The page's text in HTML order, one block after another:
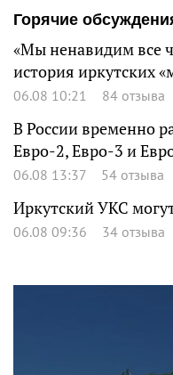
Горячие
«Мы ненавидим все
история иркутских
06.08 10:21 84 отзыва
В России временно
Евро-2, Евро-3 и
06.08 13:37 54 отзыва
Иркутский УКС
06.08 09:36 34 отзыва